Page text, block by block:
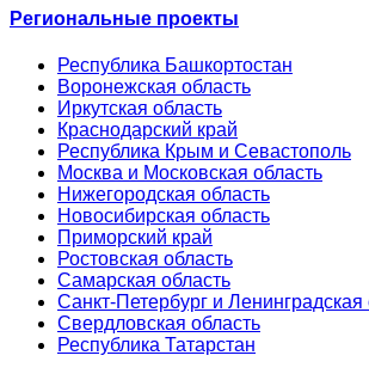
Региональные проекты
Республика Башкортостан
Воронежская область
Иркутская область
Краснодарский край
Республика Крым и Севастополь
Москва и Московская область
Нижегородская область
Новосибирская область
Приморский край
Ростовская область
Самарская область
Санкт-Петербург и Ленинградская
Свердловская область
Республика Татарстан